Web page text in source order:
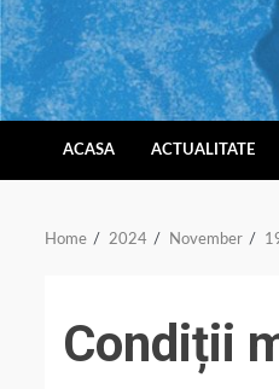
Skip
to
content
ACASA ACTUALITATE
Home 2024 November
Condiții